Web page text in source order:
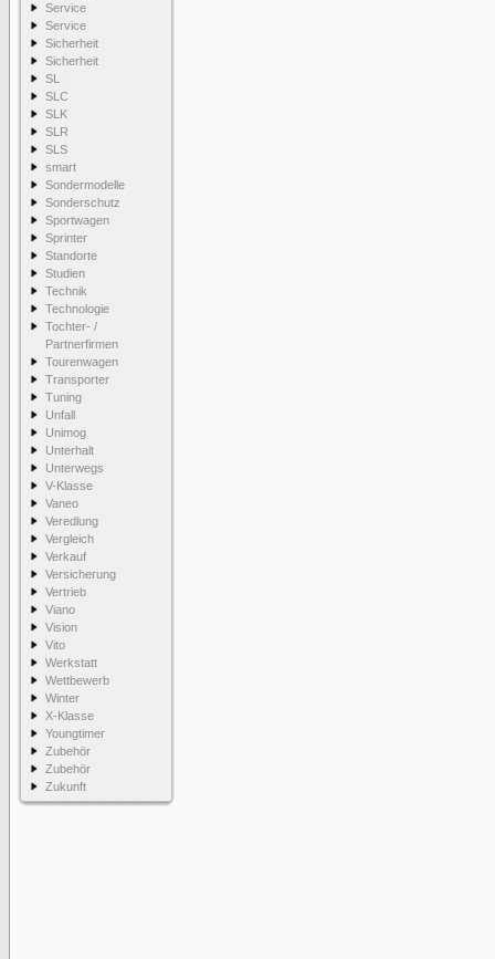
Service
Service
Sicherheit
Sicherheit
SL
SLC
SLK
SLR
SLS
smart
Sondermodelle
Sonderschutz
Sportwagen
Sprinter
Standorte
Studien
Technik
Technologie
Tochter- /
Partnerfirmen
Tourenwagen
Transporter
Tuning
Unfall
Unimog
Unterhalt
Unterwegs
V-Klasse
Vaneo
Veredlung
Vergleich
Verkauf
Versicherung
Vertrieb
Viano
Vision
Vito
Werkstatt
Wettbewerb
Winter
X-Klasse
Youngtimer
Zubehör
Zubehör
Zukunft